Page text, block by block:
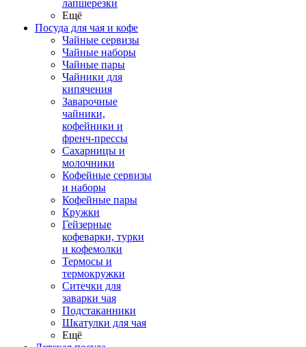
лапшерезки
Ещё
Посуда для чая и кофе
Чайные сервизы
Чайные наборы
Чайные пары
Чайники для
кипячения
Заварочные
чайники,
кофейники и
френч-прессы
Сахарницы и
молочники
Кофейные сервизы
и наборы
Кофейные пары
Кружки
Гейзерные
кофеварки, турки
и кофемолки
Термосы и
термокружки
Ситечки для
заварки чая
Подстаканники
Шкатулки для чая
Ещё